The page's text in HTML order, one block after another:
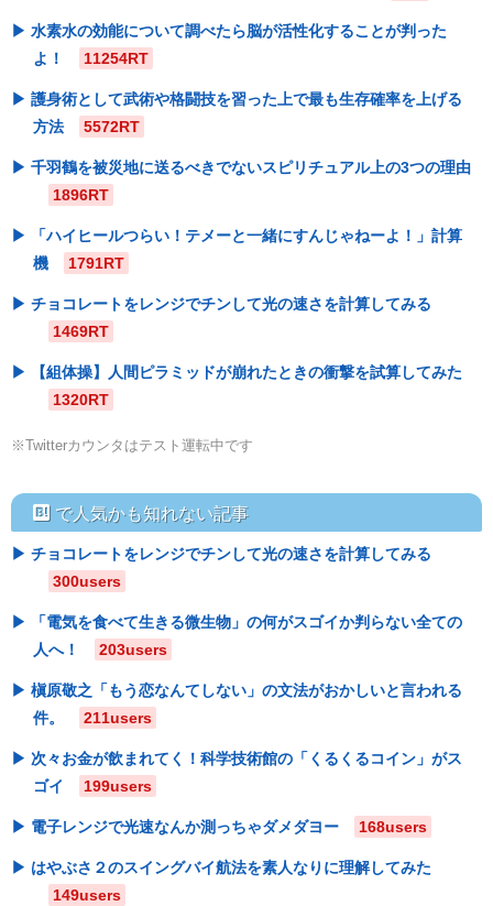
水素水の効能について調べたら脳が活性化することが判った
よ！
11254RT
護身術として武術や格闘技を習った上で最も生存確率を上げる
方法
5572RT
千羽鶴を被災地に送るべきでないスピリチュアル上の3つの理由
1896RT
「ハイヒールつらい！テメーと一緒にすんじゃねーよ！」計算
機
1791RT
チョコレートをレンジでチンして光の速さを計算してみる
1469RT
【組体操】人間ピラミッドが崩れたときの衝撃を試算してみた
1320RT
※Twitterカウンタはテスト運転中です
hatebu で人気かも知れない記事
チョコレートをレンジでチンして光の速さを計算してみる
300users
「電気を食べて生きる微生物」の何がスゴイか判らない全ての
人へ！
203users
槇原敬之「もう恋なんてしない」の文法がおかしいと言われる
件。
211users
次々お金が飲まれてく！科学技術館の「くるくるコイン」がス
ゴイ
199users
電子レンジで光速なんか測っちゃダメダヨー 168users
はやぶさ２のスイングバイ航法を素人なりに理解してみた
149users